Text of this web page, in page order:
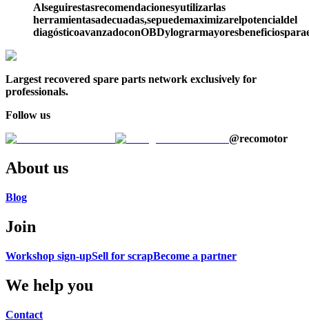
Alseguirestasrecomendacionesyutilizarlas
herramientasadecuadas,sepuedemaximizarelpotencialdel
Largest recovered spare parts network exclusively for
professionals.
Follow us
@recomotor
About us
Blog
Join
Workshop sign-upSell for scrapBecome a partner
We help you
Contact